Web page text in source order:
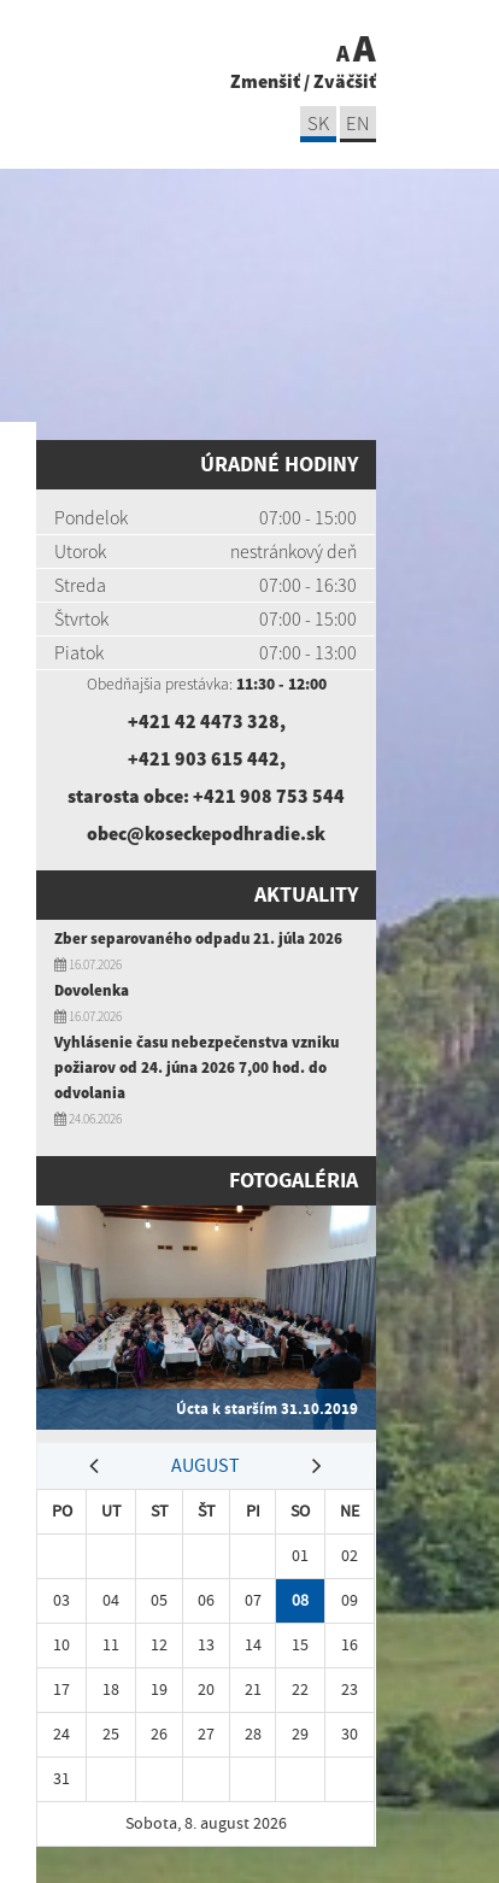
AA
Zmenšiť/Zväčšiť
SK EN
ÚRADNÉ HODINY
Pondelok
07:00 - 15:00
Utorok
nestránkový deň
Streda
07:00 - 16:30
Štvrtok
07:00 - 15:00
Piatok
07:00 - 13:00
Obedňajšia prestávka: 11:30 - 12:00
+421 42 4473 328,
+421 903 615 442,
starosta obce:+421 908 753 544
obec@koseckepodhradie.sk
AKTUALITY
Zber separovaného odpadu 21. júla 2026
16.07.2026
Dovolenka
16.07.2026
Vyhlásenie času nebezpečenstva vzniku
požiarov od 24. júna 2026 7,00 hod. do
odvolania
24.06.2026
FOTOGALÉRIA
Úcta k starším 31.10.2019
AUGUST
PO UT ST ŠT PI SO
NE
01
02
03
04 05 06 07 08
09
10
11 12 13 14 15
16
17
18 19 20 21 22
23
24
25 26 27 28 29
30
31
Sobota, 8. august 2026